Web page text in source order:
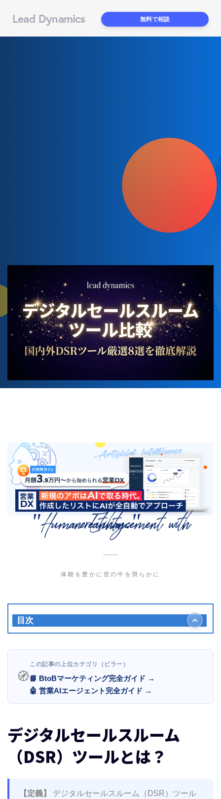
Lead Dynamics 無料で相談
ールスルーム（DSR）ツール
比較10選｜選び方・タイプ
別おすすめ・導入事例まで徹
INDUSTRY
営業DX
"Human Enhancement with creativity."
体験を豊かに世の中を滑らかに
目次
デジタルセールスルーム（DSR）ツールとは？
DSRツールの主な機能
DSRツールとSFA/CRMの違い
セールスルーム機能搭載「リードダイナミ
クス」
評価軸1: コンテンツ管理の柔軟性
評価軸2: 顧客エンゲージメント分析の深度
評価軸3: 既存ツールとの連携性
評価軸5: UI/UXと導入ハードル
🧭
この記事の上位カテゴリ（ピラー）
📘 BtoBマーケティング完全ガイド →
🤖 営業AIエージェント完全ガイド →
デジタルセールスルーム
（DSR）ツールとは？
【定義】
デジタルセールスルーム（DSR）ツール